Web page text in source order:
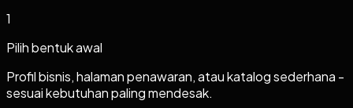
1
Pilih bentuk awal
Profil bisnis, halaman penawaran, atau katalog sederhana -
sesuai kebutuhan paling mendesak.